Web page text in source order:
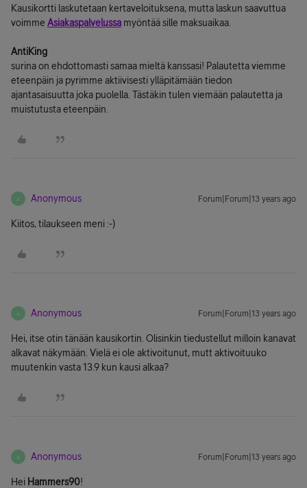
Kausikortti laskutetaan kertaveloituksena, mutta laskun saavuttua
voimme Asiakaspalvelussa myöntää sille maksuaikaa.
AntiKing
surina on ehdottomasti samaa mieltä kanssasi! Palautetta viemme
eteenpäin ja pyrimme aktiivisesti ylläpitämään tiedon
ajantasaisuutta joka puolella. Tästäkin tulen viemään palautetta ja
muistutusta eteenpäin.
A Anonymous Forum|Forum|13 years ago
Kiitos, tilaukseen meni :-)
A Anonymous Forum|Forum|13 years ago
Hei, itse otin tänään kausikortin. Olisinkin tiedustellut milloin kanavat
alkavat näkymään. Vielä ei ole aktivoitunut, mutt aktivoituuko
muutenkin vasta 13.9 kun kausi alkaa?
A Anonymous Forum|Forum|13 years ago
Hei Hammers90!